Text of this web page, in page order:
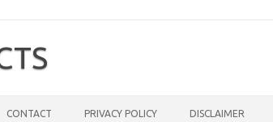
CONTACT PRIVACY POLICY DISCLAIMER